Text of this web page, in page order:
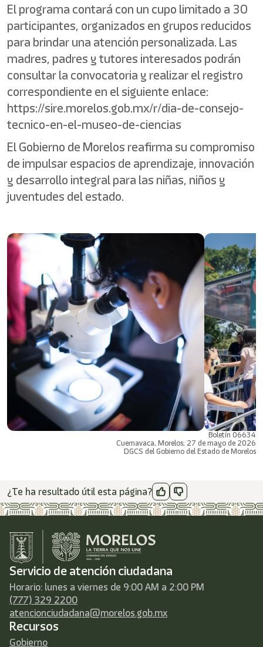
El programa contará con un cupo limitado a 30
participantes, organizados en grupos reducidos
para brindar una atención personalizada. Las
madres, padres y tutores interesados podrán
consultar la convocatoria y realizar el registro
correspondiente en el siguiente enlace:
https://sire.morelos.gob.mx/r/dia-de-consejo-
tecnico-en-el-museo-de-ciencias
El Gobierno de Morelos reafirma su compromiso
de impulsar espacios de aprendizaje, innovación
y desarrollo integral para las niñas, niños y
juventudes del estado.
Boletín 06634
Cuernavaca, Morelos; 27 de mayo de 2026
DGCS del Gobierno del Estado de Morelos
¿Te ha resultado útil esta página?
Servicio de atención ciudadana
Horario: lunes a viernes de 9:00 AM a 2:00 PM
(777) 329 2200
atencionciudadana@morelos.gob.mx
Recursos
Gobierno